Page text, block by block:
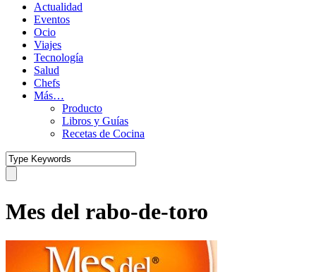
Actualidad
Eventos
Ocio
Viajes
Tecnología
Salud
Chefs
Más…
Producto
Libros y Guías
Recetas de Cocina
Mes del rabo-de-toro